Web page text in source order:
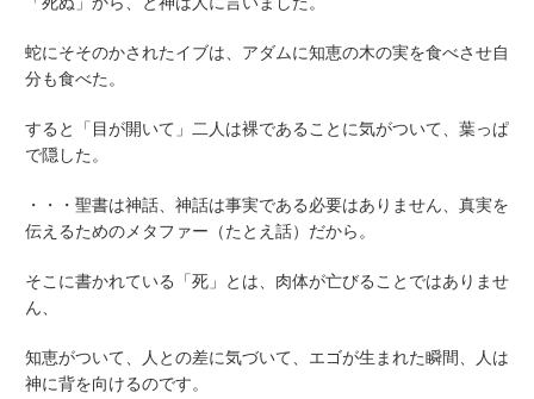
蛇にそそのかされたイブは、アダムに知恵の木の実を食べさせ自
分も食べた。
すると「目が開いて」二人は裸であることに気がついて、葉っぱ
で隠した。
・・・聖書は神話、神話は事実である必要はありません、真実を
伝えるためのメタファー（たとえ話）だから。
そこに書かれている「死」とは、肉体が亡びることではありませ
ん、
知恵がついて、人との差に気づいて、エゴが生まれた瞬間、人は
神に背を向けるのです。